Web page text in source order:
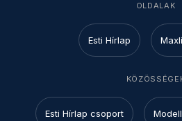
OLDALAK
Esti Hírlap
Esti Hírlap csoport